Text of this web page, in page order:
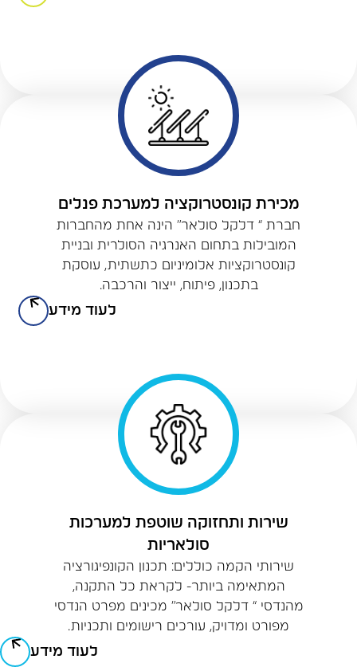
מכירת קונסטרוקציה למערכת פנלים
חברת “ דלקל סולאר” הינה אחת מהחברות
המובילות בתחום האנרגיה הסולרית ובניית
קונסטרוקציות אלומיניום כתשתית, עוסקת
בתכנון, פיתוח, ייצור והרכבה.
לעוד מידע
שירות ותחזוקה שוטפת למערכות
סולאריות
שירותי הקמה כוללים: תכנון הקונפיגורציה
המתאימה ביותר- לקראת כל התקנה,
מהנדסי “ דלקל סולאר” מכינים מפרט הנדסי
מפורט ומדויק, עורכים רישומים ותכניות.
לעוד מידע